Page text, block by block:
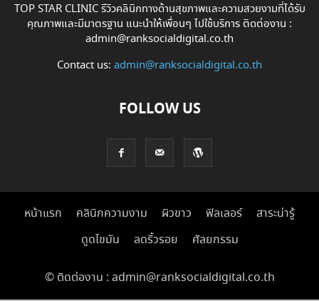
TOP STAR CLINIC รีวิวคลินิกทางด้านสุขภาพและความสวยงามที่ได้รับ
คุณภาพและมีมาตรฐาน แนะนำให้เพื่อนๆ ไปใช้บริการ ติดต่องาน :
admin@ranksocialdigital.co.th
Contact us: admin@ranksocialdigital.co.th
FOLLOW US
หน้าแรก คลินิกความงาม ผิวขาว ฟิลเลอร์
สาระน่ารู้
ดูดไขมัน
ลดริ้วรอย ศัลยกรรม
© ติดต่องาน : admin@ranksocialdigital.co.th